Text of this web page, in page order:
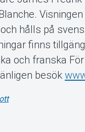
Visningen
hålls på
finns
och franska
besök